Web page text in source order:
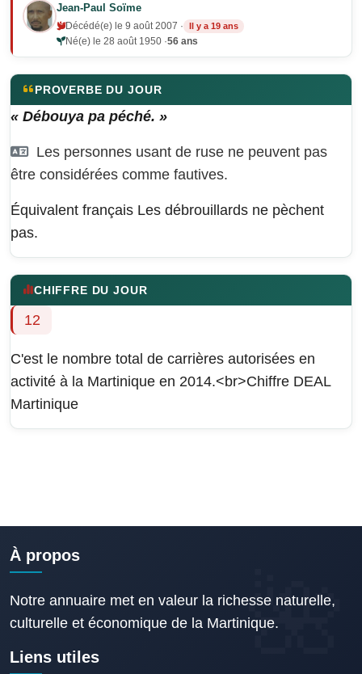
Jean-Paul Soïme
Décédé(e) le 9 août 2007 · Il y a 19 ans
Né(e) le 28 août 1950 ·56 ans
PROVERBE DU JOUR
« Débouya pa péché. »
Les personnes usant de ruse ne peuvent pas
être considérées comme fautives.
Équivalent français Les débrouillards ne pèchent
pas.
CHIFFRE DU JOUR
12
C'est le nombre total de carrières autorisées en
activité à la Martinique en 2014.<br>Chiffre DEAL
Martinique
À propos
Notre annuaire met en valeur la richesse naturelle,
culturelle et économique de la Martinique.
Liens utiles